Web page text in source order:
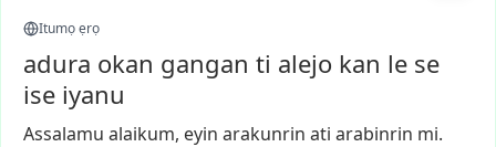
Itumọ ẹrọ
adura okan gangan ti alejo kan le se
ise iyanu
Assalamu alaikum, eyin arakunrin ati arabinrin mi.